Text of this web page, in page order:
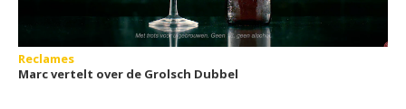
Reclames
Marc vertelt over de Grolsch Dubbel